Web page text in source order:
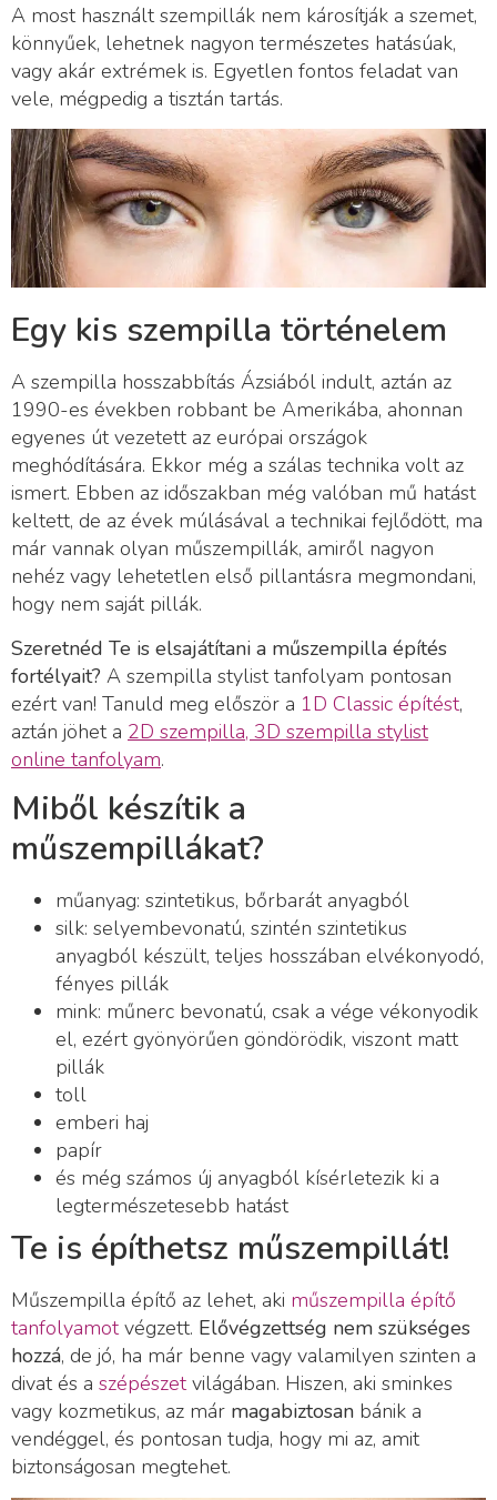
A most használt szempillák nem károsítják a szemet,
könnyűek, lehetnek nagyon természetes hatásúak,
vagy akár extrémek is. Egyetlen fontos feladat van
vele, mégpedig a tisztán tartás.
Egy kis szempilla történelem
A szempilla hosszabbítás Ázsiából indult, aztán az
1990-es években robbant be Amerikába, ahonnan
egyenes út vezetett az európai országok
meghódítására. Ekkor még a szálas technika volt az
ismert. Ebben az időszakban még valóban mű hatást
keltett, de az évek múlásával a technikai fejlődött, ma
már vannak olyan műszempillák, amiről nagyon
nehéz vagy lehetetlen első pillantásra megmondani,
hogy nem saját pillák.
Szeretnéd Te is elsajátítani a műszempilla építés
fortélyait? A szempilla stylist tanfolyam pontosan
ezért van! Tanuld meg először a 1D Classic építést,
aztán jöhet a 2D szempilla, 3D szempilla stylist
online tanfolyam.
Miből készítik a
műszempillákat?
műanyag: szintetikus, bőrbarát anyagból
silk: selyembevonatú, szintén szintetikus
anyagból készült, teljes hosszában elvékonyodó,
fényes pillák
mink: műnerc bevonatú, csak a vége vékonyodik
el, ezért gyönyörűen göndörödik, viszont matt
pillák
toll
emberi haj
papír
és még számos új anyagból kísérletezik ki a
legtermészetesebb hatást
Te is építhetsz műszempillát!
Műszempilla építő az lehet, aki műszempilla építő
tanfolyamotvégzett. Elővégzettség nem szükséges
hozzá, de jó, ha már benne vagy valamilyen szinten a
divat és a szépészetvilágában. Hiszen, aki sminkes
vagy kozmetikus, az már magabiztosan bánik a
vendéggel, és pontosan tudja, hogy mi az, amit
biztonságosan megtehet.